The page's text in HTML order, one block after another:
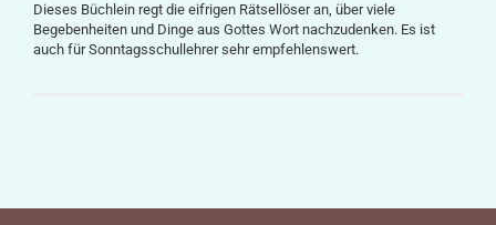
Dieses Büchlein regt die eifrigen Rätsellöser an, über viele
Begebenheiten und Dinge aus Gottes Wort nachzudenken. Es ist
auch für Sonntagsschullehrer sehr empfehlenswert.